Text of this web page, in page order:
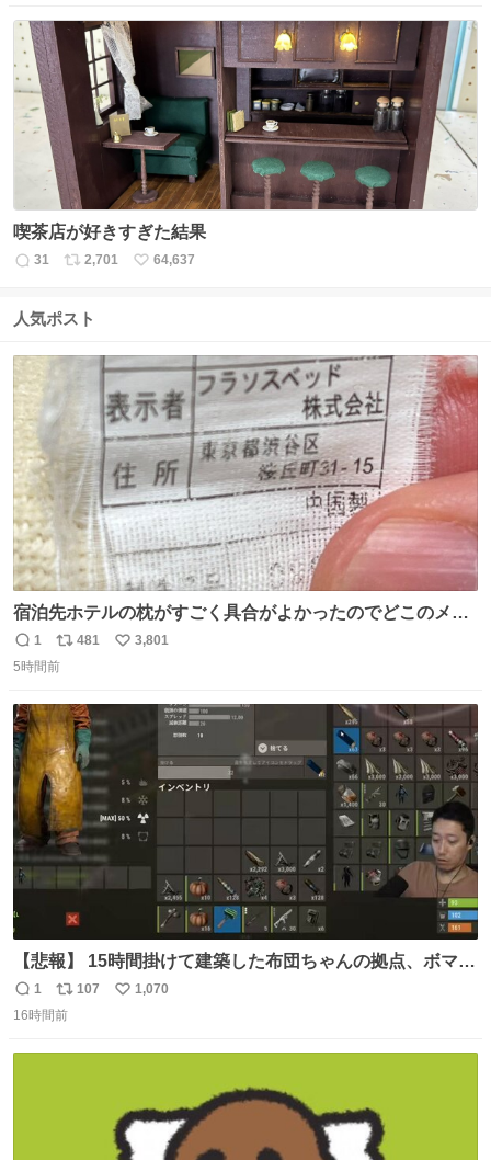
数
ス
数
数
喫茶店が好きすぎた結果
返
数
31
リ
ス
数
2,701
い
64,637
人気ポスト
宿泊先ホテルの枕がすごく具合がよかったのでどこのメー
カーだろうとタグを見たら フラソスベッド という聞いたこ
とのない会社で困ってる。該当の渋谷区の住所にもそんな
いうパチモンみたいな名前の会社のことしか教えてくれな
いし詰んでる
返
信
1
リ
ポ
ト
数
481
い
3,801
5時間前
【悲報】 15時間掛けて建築した布団ちゃんの拠点、ボマー
集団の突撃により一瞬にして崩壊
返
信
1
リ
ポ
107
い
1,070
16時間前